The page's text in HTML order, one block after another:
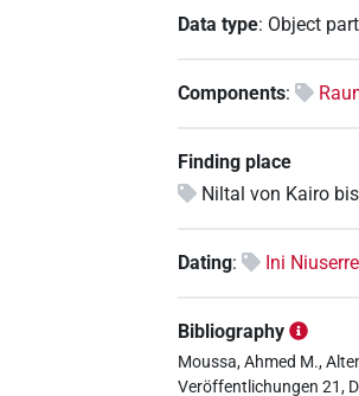
Data type: Object part
Components:
Finding place
Niltal von Kairo
Dating: Ini Niuserre
Bibliography
Moussa, Ahmed M.,
Veröffentlichungen 21,